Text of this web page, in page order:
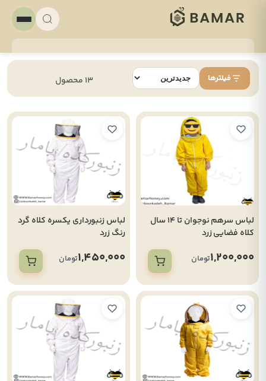
فیلترها 13 محصول
لباس سرهم نوجوان تا 14 سال
کلاه فضایی زرد
1,200,000تومان
لباس زنبورداری یکسره کلاه گرد
رنگ زرد
1,450,000تومان